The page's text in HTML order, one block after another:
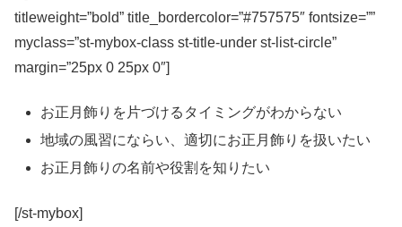
titleweight=”bold” title_bordercolor=”#757575″ fontsize=””
myclass=”st-mybox-class st-title-under st-list-circle”
margin=”25px 0 25px 0″]
お正月飾りを片づけるタイミングがわからない
地域の風習にならい、適切にお正月飾りを扱いたい
お正月飾りの名前や役割を知りたい
[/st-mybox]